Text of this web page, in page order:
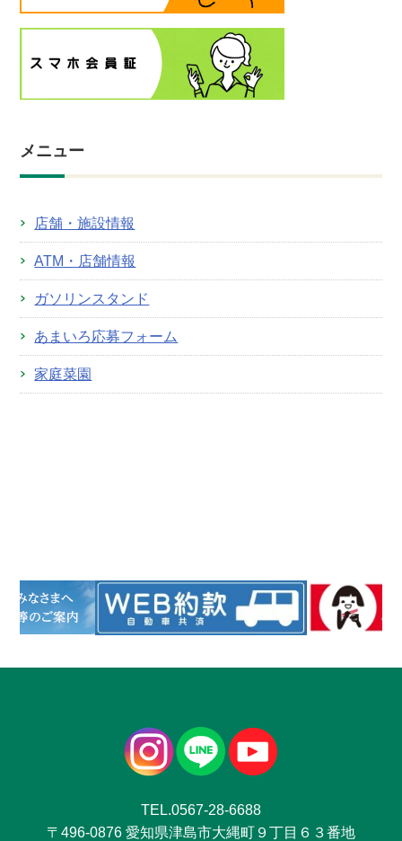
メニュー
店舗・施設情報
ATM・店舗情報
ガソリンスタンド
あまいろ応募フォーム
家庭菜園
TEL.0567-28-6688
〒496-0876 愛知県津島市大縄町９丁目６３番地